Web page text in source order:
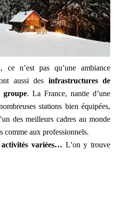
n’est pas qu’une ambiance
aussi des infrastructures de
. La France, nantie d’une
stations bien équipées,
des meilleurs cadres au monde
comme aux professionnels.
variées… L’on y trouve